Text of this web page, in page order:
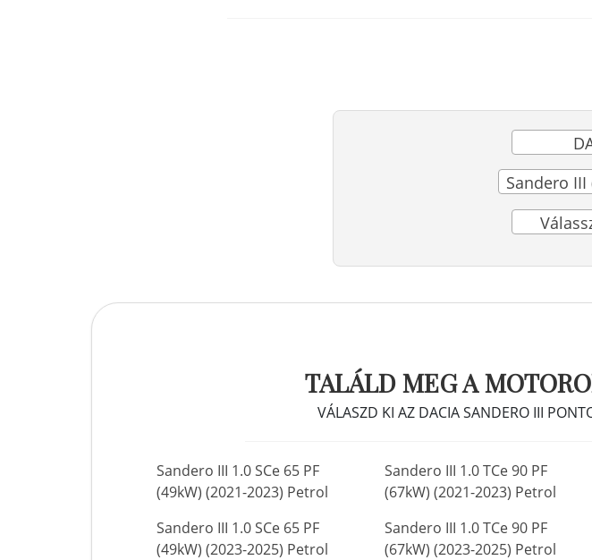
Sandero III
TALÁLD MEG A
VÁLASZD KI AZ DACIA SANDERO III
Sandero III 1.0 SCe 65 PF
(49kW) (2021-2023) Petrol
Sandero III 1.0 SCe 65 PF
(49kW) (2023-2025) Petrol
Sandero III 1.0 TCe 90 PF
(67kW) (2021-2023) Petrol
Sandero III 1.0 TCe 90 PF
(67kW) (2023-2025) Petrol